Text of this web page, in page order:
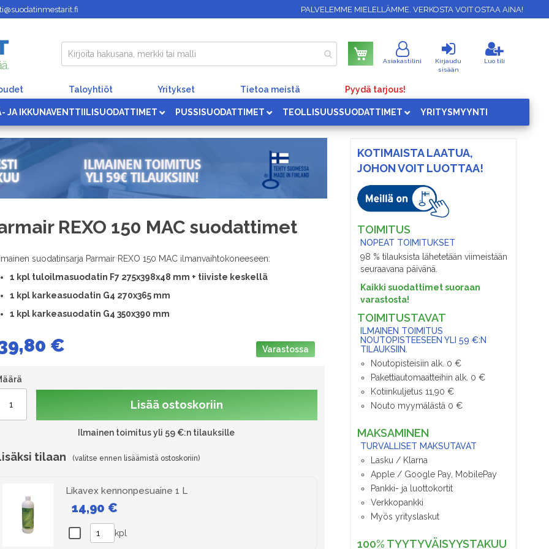
PALVELEMME MIELELLÄMME. VERKOSTA VOIT OSTAA AINA!
Ostoskori
Asiakastilini
Kirjaudu
sisään
Luo tili
Taloyhtiöt Yritykset Tietoa meistä Pyydä tarjous!
JA IKKUNAVENTTIILISUODATTIMET PUSSISUODATTIMET TEOLLISUUSSUODATTIMET YRITYSMYYNTI
REXO 150 MAC suodattimet
suodatinsarja Parmair REXO 150 MAC ilmanvaihtokoneeseen:
1 kpl tuloilmasuodatin F7 275x398x48 mm + tiiviste keskellä
1 kpl karkeasuodatin G4 270x365 mm
1 kpl karkeasuodatin G4 350x390 mm
€ Varastossa
Lisää ostoskoriin
Ilmainen toimitus yli 59 €:n tilauksille
tilaan
Likavex kennonpesuaine 1 L
14,90 €
kpl
KOTIMAISTA LAATUA,
JOHON VOIT LUOTTAA!
TOIMITUS
NOPEAT TOIMITUKSET
98 % tilauksista lähetetään viimeistään
seuraavana päivänä.
Kaikki suodattimet suoraan
varastosta!
TOIMITUSTAVAT
ILMAINEN TOIMITUS
NOUTOPISTEESEEN YLI 59 €:N
TILAUKSIIN.
Noutopisteisiin alk. 0 €
Pakettiautomaatteihin alk. 0 €
Kotiinkuljetus 11,90 €
Nouto myymälästä 0 €
MAKSAMINEN
TURVALLISET MAKSUTAVAT
Lasku / Klarna
Apple / Google Pay, MobilePay
Pankki- ja luottokortit
Verkkopankki
Myös yrityslaskut
100% TYYTYVÄISYYSTAKUU